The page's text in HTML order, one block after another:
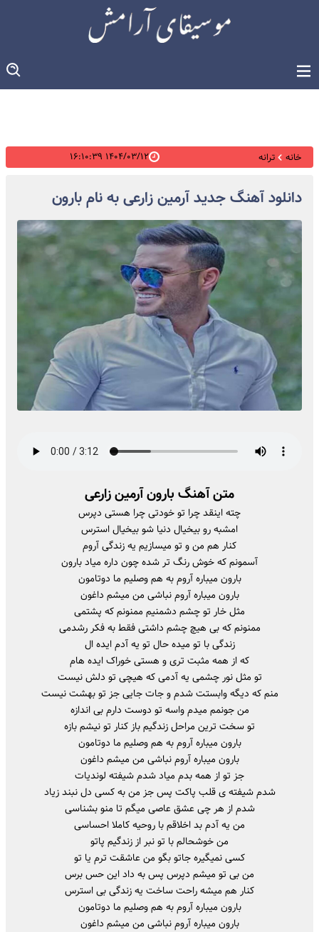
خانه ترانه ۱۴۰۴/۰۳/۱۲ ۱۶:۱۰:۳۹
دانلود آهنگ جدید آرمین زارعی به نام بارون
متن آهنگ بارون آرمین زارعی
چته اینقد چرا تو خودتی چرا هستی دپرس
امشبه رو بیخیال دنیا شو بیخیال استرس
کنار هم من و تو میسازیم یه زندگی آروم
آسمونم که خوش رنگ تر شده چون داره میاد بارون
بارون میباره آروم به هم وصلیم ما دوتامون
بارون میباره آروم نباشی من میشم داغون
مثل خار تو چشم دشمنیم ممنونم که پشتمی
ممنونم که بی هیچ چشم داشتی فقط به فکر رشدمی
زندگی با تو میده حال تو یه آدم ایده ال
که از همه مثبت تری و هستی خوراک ایده هام
تو مثل نور چشمی یه آدمی که هیچی تو دلش نیست
منم که دیگه وابستت شدم و جات جایی جز تو بهشت نیست
من جونمم میدم واسه تو دوست دارم بی اندازه
تو سخت ترین مراحل زندگیم باز کنار تو نیشم بازه
بارون میباره آروم به هم وصلیم ما دوتامون
بارون میباره آروم نباشی من میشم داغون
جز تو از همه بدم میاد شدم شیفته لوندیات
شدم شیفته ی قلب پاکت پس جز من به کسی دل نبند زیاد
شدم از هر چی عشق عاصی میگم تا منو بشناسی
من یه آدم بد اخلاقم با روحیه کاملا احساسی
من خوشحالم با تو نبر از زندگیم پاتو
کسی نمیگیره جاتو بگو من عاشقت ترم یا تو
من بی تو میشم دپرس پس به داد این حس برس
کنار هم میشه راحت ساخت یه زندگی بی استرس
بارون میباره آروم به هم وصلیم ما دوتامون
بارون میباره آروم نباشی من میشم داغون